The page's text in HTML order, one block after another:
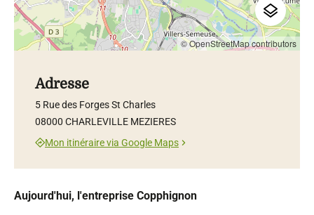
Aujourd'hui, l'entreprise Copphignon
© OpenStreetMap contributors
Adresse
5 Rue des Forges St Charles
08000 CHARLEVILLE MEZIERES
Mon itinéraire via Google Maps